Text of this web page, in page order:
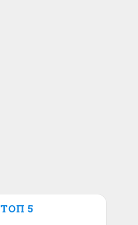
ТОП 5